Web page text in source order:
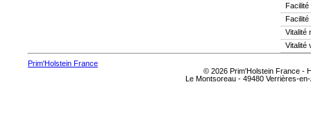
Facilité
Facilité
Vitalité
Vitalité
Prim'Holstein France
© 2026 Prim'Holstein France -
Le Montsoreau - 49480 Verrières-